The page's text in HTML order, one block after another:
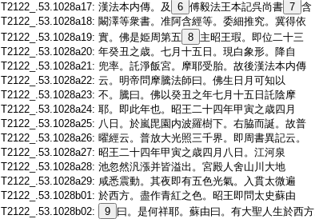
T2122_.53.1028a17: 漢法本内傳。及 6 傅毅法王本記呉尚書 7 含
T2122_.53.1028a18: 闞澤等衆書。准阿含經等。委細推究。冀得依
T2122_.53.1028a19: 實。佛是姫周第五 8 主昭王瑕。即位二十三
T2122_.53.1028a20: 年癸丑之歳。七月十五日。現白象形。降自
T2122_.53.1028a21: 兜率。託淨飯宮。摩耶受胎。故後漢法本内傳
T2122_.53.1028a22: 云。明帝問摩騰法師曰。佛生日月可知以
T2122_.53.1028a23: 不。騰曰。佛以癸丑之年七月十五日託陰摩
T2122_.53.1028a24: 耶。即此年也。昭王二十四年甲寅之歳四月
T2122_.53.1028a25: 八日。於嵐毘園内波羅樹下。右脇而誕。故普
T2122_.53.1028a26: 曜經云。普放大光照三千界。即周書異記云。
T2122_.53.1028a27: 昭王二十四年甲寅之歳四月八日。江河泉
T2122_.53.1028a28: 池忽然汎漲并皆溢出。宮殿人舍山川大地
T2122_.53.1028a29: 咸悉震動。其夜即有五色光氣。入貫太微遍
T2122_.53.1028b01: 於西方。盡作青紅之色。昭王即問太史蘇由
T2122_.53.1028b02:
9 曰。是何祥耶。蘇由曰。有大聖人生於西方